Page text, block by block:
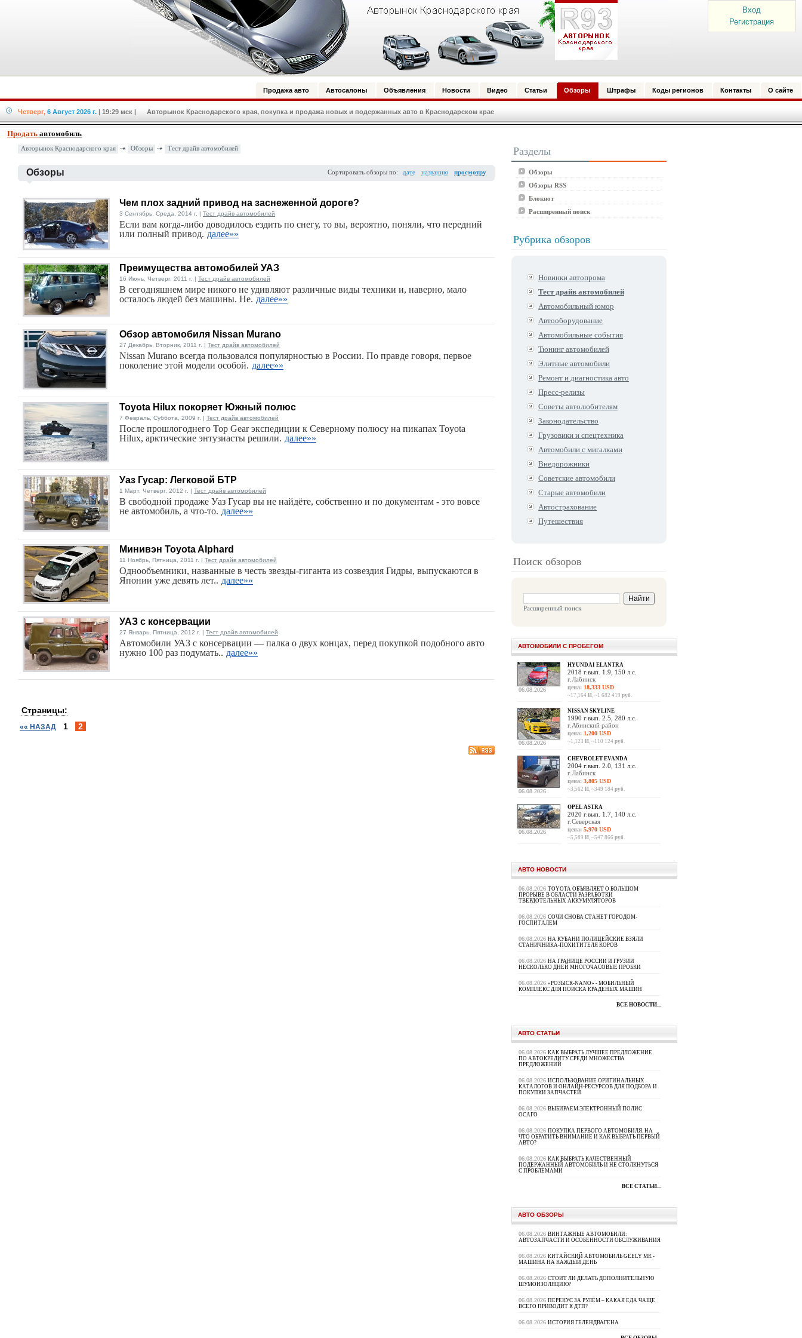
Вход
Регистрация
Продажа авто Автосалоны Объявления Новости Видео Статьи Обзоры Штрафы Коды регионов Контакты О сайте
Четверг, 6 Август 2026 г. | 19:29 мск | Авторынок Краснодарского края, покупка и продажа новых и подержанных авто в Краснодарском крае
Продать автомобиль
Авторынок Краснодарского края Обзоры Тест драйв автомобилей
Обзоры Сортировать обзоры по: дате названию просмотру
Чем плох задний привод на заснеженной дороге?
3 Сентябрь, Среда, 2014 г. | Тест драйв автомобилей
Если вам когда-либо доводилось ездить по снегу, то вы, вероятно, поняли, что передний
или полный привод. далее»»
Преимущества автомобилей УАЗ
16 Июнь, Четверг, 2011 г. | Тест драйв автомобилей
В сегодняшнем мире никого не удивляют различные виды техники и, наверно, мало
осталось людей без машины. Не. далее»»
Обзор автомобиля Nissan Murano
27 Декабрь, Вторник, 2011 г. | Тест драйв автомобилей
Nissan Murano всегда пользовался популярностью в России. По правде говоря, первое
поколение этой модели особой. далее»»
Toyota Hilux покоряет Южный полюс
7 Февраль, Суббота, 2009 г. | Тест драйв автомобилей
После прошлогоднего Top Gear экспедиции к Северному полюсу на пикапах Toyota
Hilux, арктические энтузиасты решили. далее»»
Уаз Гусар: Легковой БТР
1 Март, Четверг, 2012 г. | Тест драйв автомобилей
В свободной продаже Уаз Гусар вы не найдёте, собственно и по документам - это вовсе
не автомобиль, а что-то. далее»»
Минивэн Toyota Alphard
11 Ноябрь, Пятница, 2011 г. | Тест драйв автомобилей
Однообъемники, названные в честь звезды-гиганта из созвездия Гидры, выпускаются в
Японии уже девять лет.. далее»»
УАЗ с консервации
27 Январь, Пятница, 2012 г. | Тест драйв автомобилей
Автомобили УАЗ с консервации — палка о двух концах, перед покупкой подобного авто
нужно 100 раз подумать.. далее»»
Страницы:
«« НАЗАД 1 2
Разделы
Обзоры
Обзоры RSS
Блокнот
Расширенный поиск
Рубрика обзоров
Новинки автопрома
Тест драйв автомобилей
Автомобильный юмор
Автооборудование
Автомобильные события
Тюнинг автомобилей
Элитные автомобили
Ремонт и диагностика авто
Пресс-релизы
Советы автолюбителям
Законодательство
Грузовики и спецтехника
Автомобили с мигалками
Внедорожники
Советские автомобили
Старые автомобили
Автострахование
Путешествия
Поиск обзоров
Расширенный поиск
АВТОМОБИЛИ С ПРОБЕГОМ
06.08.2026
HYUNDAI ELANTRA
2018 г.вып. 1.9, 150 л.с.
г.Лабинск
цена: 18,333 USD
~17,164 И, ~1 682 419 руб.
06.08.2026
NISSAN SKYLINE
1990 г.вып. 2.5, 280 л.с.
г.Абинский район
цена: 1,200 USD
~1,123 И, ~110 124 руб.
06.08.2026
CHEVROLET EVANDA
2004 г.вып. 2.0, 131 л.с.
г.Лабинск
цена: 3,805 USD
~3,562 И, ~349 184 руб.
06.08.2026
OPEL ASTRA
2020 г.вып. 1.7, 140 л.с.
г.Северская
цена: 5,970 USD
~5,589 И, ~547 866 руб.
АВТО НОВОСТИ
06.08.2026 TOYOTA ОБЪЯВЛЯЕТ О БОЛЬШОМ
ПРОРЫВЕ В ОБЛАСТИ РАЗРАБОТКИ
ТВЕРДОТЕЛЬНЫХ АККУМУЛЯТОРОВ
06.08.2026 СОЧИ СНОВА СТАНЕТ ГОРОДОМ-
ГОСПИТАЛЕМ
06.08.2026 НА КУБАНИ ПОЛИЦЕЙСКИЕ ВЗЯЛИ
СТАНИЧНИКА-ПОХИТИТЕЛЯ КОРОВ
06.08.2026 НА ГРАНИЦЕ РОССИИ И ГРУЗИИ
НЕСКОЛЬКО ДНЕЙ МНОГОЧАСОВЫЕ ПРОБКИ
06.08.2026 «РОЗЫСК-NANO» - МОБИЛЬНЫЙ
КОМПЛЕКС ДЛЯ ПОИСКА КРАДЕНЫХ МАШИН
ВСЕ НОВОСТИ...
АВТО СТАТЬИ
06.08.2026 КАК ВЫБРАТЬ ЛУЧШЕЕ ПРЕДЛОЖЕНИЕ
ПО АВТОКРЕДИТУ СРЕДИ МНОЖЕСТВА
ПРЕДЛОЖЕНИЙ
06.08.2026 ИСПОЛЬЗОВАНИЕ ОРИГИНАЛЬНЫХ
КАТАЛОГОВ И ОНЛАЙН-РЕСУРСОВ ДЛЯ ПОДБОРА И
ПОКУПКИ ЗАПЧАСТЕЙ
06.08.2026 ВЫБИРАЕМ ЭЛЕКТРОННЫЙ ПОЛИС
ОСАГО
06.08.2026 ПОКУПКА ПЕРВОГО АВТОМОБИЛЯ. НА
ЧТО ОБРАТИТЬ ВНИМАНИЕ И КАК ВЫБРАТЬ ПЕРВЫЙ
АВТО?
06.08.2026 КАК ВЫБРАТЬ КАЧЕСТВЕННЫЙ
ПОДЕРЖАННЫЙ АВТОМОБИЛЬ И НЕ СТОЛКНУТЬСЯ
С ПРОБЛЕМАМИ
ВСЕ СТАТЬИ...
АВТО ОБЗОРЫ
06.08.2026 ВИНТАЖНЫЕ АВТОМОБИЛИ:
АВТОЗАПЧАСТИ И ОСОБЕННОСТИ ОБСЛУЖИВАНИЯ
06.08.2026 КИТАЙСКИЙ АВТОМОБИЛЬ GEELY МК -
МАШИНА НА КАЖДЫЙ ДЕНЬ
06.08.2026 СТОИТ ЛИ ДЕЛАТЬ ДОПОЛНИТЕЛЬНУЮ
ШУМОИЗОЛЯЦИЮ?
06.08.2026 ПЕРЕКУС ЗА РУЛЁМ – КАКАЯ ЕДА ЧАЩЕ
ВСЕГО ПРИВОДИТ К ДТП?
06.08.2026 ИСТОРИЯ ГЕЛЕНДВАГЕНА